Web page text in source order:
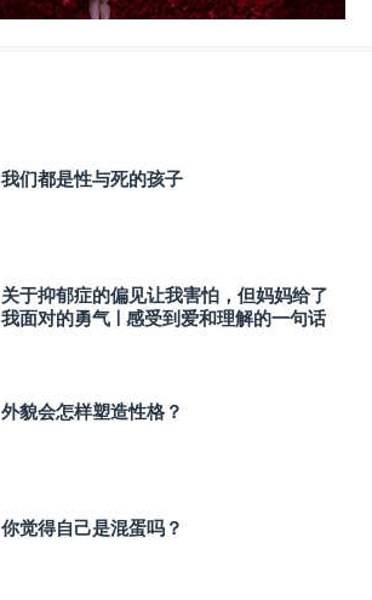
我们都是性与死的孩子
关于抑郁症的偏见让我害怕，但妈妈给了
我面对的勇气 | 感受到爱和理解的一句话
外貌会怎样塑造性格？
你觉得自己是混蛋吗？